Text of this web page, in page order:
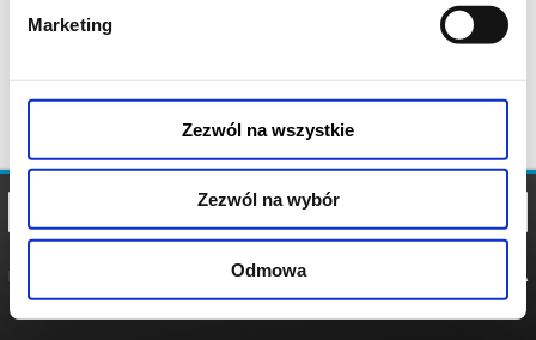
Marketing
Zezwól na wszystkie
Zezwól na wybór
Odmowa
POLITYKA
POLITYKA